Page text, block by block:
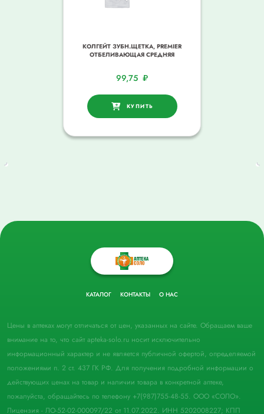
КОЛГЕЙТ ЗУБН.ЩЕТКА, PREMIER
ОТБЕЛИВАЮЩАЯ СРЕДНЯЯ
99,75 ₽
КУПИТЬ
КАТАЛОГ КОНТАКТЫ О НАС
Цены в аптеках могут отличаться от цен, указанных на сайте. Обращаем ваше
внимание на то, что сайт apteka-solo.ru носит исключительно
информационный характер и не является публичной офертой, определяемой
положениями п. 2 ст. 437 ГК РФ. Для получения подробной информации о
действующих ценах на товар и наличии товара в конкретной аптеке,
пожалуйста, обращайтесь по телефону +7(987)755-48-55. ООО «СОЛО».
Лицензия - ЛО-52-02-000097/22 от 11.07.2022. ИНН 5202008227; КПП